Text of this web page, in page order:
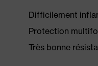
Difficilement
Protection
Très bonne